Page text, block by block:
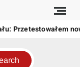
Przetestowałem